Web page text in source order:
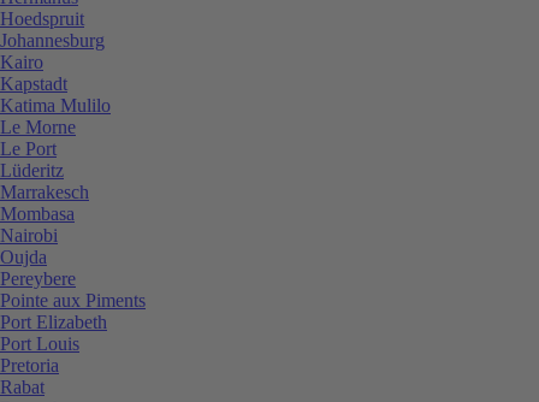
Hoedspruit
Johannesburg
Kairo
Kapstadt
Katima Mulilo
Le Morne
Le Port
Lüderitz
Marrakesch
Mombasa
Nairobi
Oujda
Pereybere
Pointe aux Piments
Port Elizabeth
Port Louis
Pretoria
Rabat